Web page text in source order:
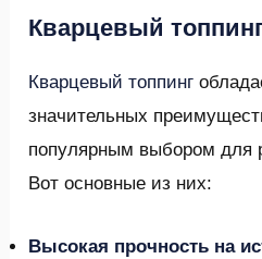
Кварцевый
Кварцевый топпинг
значительных
популярным выбором для
Вот основные из них:
Высокая прочность на